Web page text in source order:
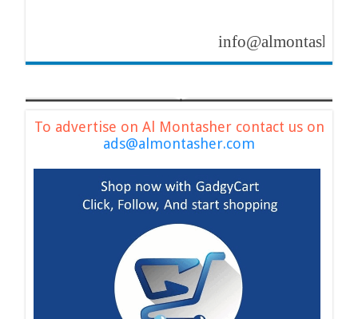
info@almontasher.com
To advertise on Al Montasher contact us on
ads@almontasher.com